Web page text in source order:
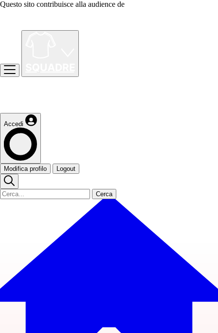
Questo sito contribuisce alla audience de
Accedi
Modifica profilo Logout
Cerca